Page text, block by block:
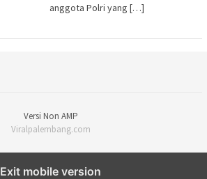
anggota Polri yang […]
Versi Non AMP
Viralpalembang.com
Exit mobile version